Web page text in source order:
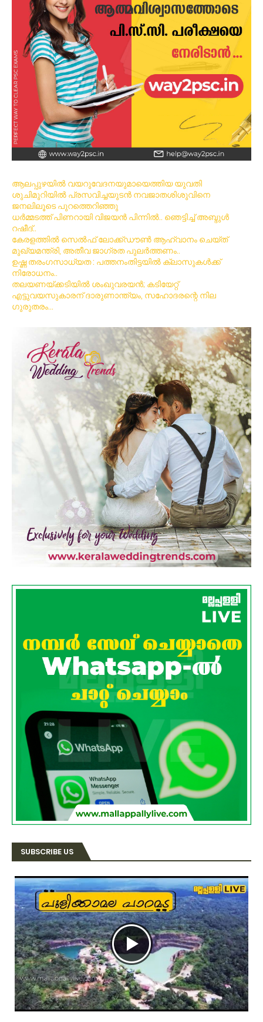
ആലപ്പുഴയിൽ വയറുവേദനയുമായെത്തിയ യുവതി
ശുചിമുറിയിൽ പ്രസവിച്ചയുടൻ നവജാതശിശുവിനെ
ജനലിലൂടെ പുറത്തെറിഞ്ഞു
ധര്‍മ്മടത്ത് പിണറായി വിജയന്‍ പിന്നില്‍.. ഞെട്ടിച്ച് അബ്ദുൾ
റഷീദ്..
കേരളത്തിൽ സെൽഫ് ലോക്ക്ഡൗൺ ആഹ്വാനം ചെയ്ത്
മുഖ്യമന്ത്രി, അതീവ ജാഗ്രത പുലർത്തണം..
ഉഷ്ണ തരംഗസാധ്യത : പത്തനംതിട്ടയില്‍ ക്ലാസുകള്‍ക്ക്
നിരോധനം..
തലയണയ്ക്കടിയില്‍ ശംഖുവരയന്‍; കടിയേറ്റ്
എട്ടുവയസുകാരന് ദാരുണാന്ത്യം, സഹോദരന്റെ നില
ഗുരുതരം…
SUBSCRIBE US